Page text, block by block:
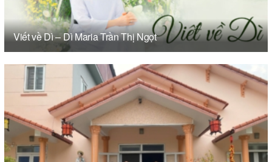
Viết về Dì – Dì Maria Trần Thị Ngọt